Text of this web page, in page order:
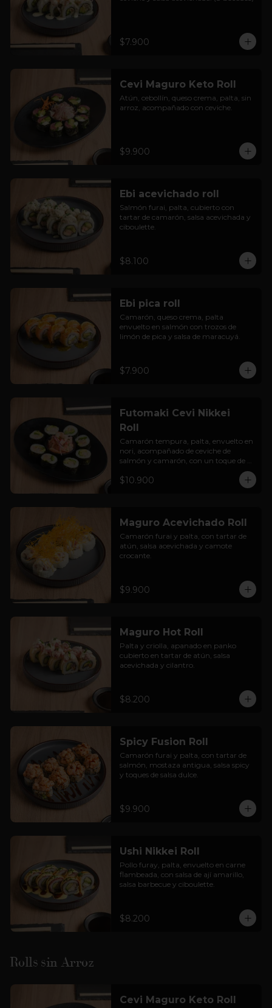
$7.900
Cevi Maguro Keto Roll
Atún, cebollín, queso crema, palta, sin
arroz, acompañado con ceviche.
$9.900
Ebi acevichado roll
Salmón furai, palta, cubierto con
tartar de camarón, salsa acevichada y
ciboulette.
$8.100
Ebi pica roll
Camarón, queso crema, palta
envuelto en salmón con trozos de
limón de pica y salsa de maracuyá.
$7.900
Futomaki Cevi Nikkei
Roll
Camarón tempura, palta, envuelto en
nori, acompañado de ceviche de
salmón y camarón, con un toque de
$10.900
Maguro Acevichado Roll
Camarón furai y palta, con tartar de
atún, salsa acevichada y camote
crocante.
$9.900
Maguro Hot Roll
Palta y criolla, apanado en panko
cubierto en tartar de atún, salsa
acevichada y cilantro.
$8.200
Spicy Fusion Roll
Camarón furai y palta, con tartar de
salmón, mostaza antigua, salsa spicy
y toques de salsa dulce.
$9.900
Ushi Nikkei Roll
Pollo furay, palta, envuelto en carne
flambeada, con salsa de ají amarillo,
salsa barbecue y ciboulette.
$8.200
Rolls sin Arroz
Cevi Maguro Keto Roll